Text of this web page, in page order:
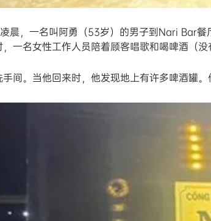
晨，一名叫阿勇（53岁）的男子到Nari Bar
一名女性工作人员陪着顾客唱歌和喝啤酒（
间。当他回来时，他发现地上有许多啤酒罐